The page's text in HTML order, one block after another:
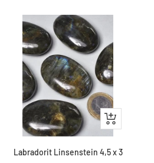
IN
DEN
Labradorit Linsenstein 4,5 x 3